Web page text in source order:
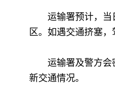
运输署预计，当日
区。如遇交通挤塞
运输署及警方会密
新交通情况。